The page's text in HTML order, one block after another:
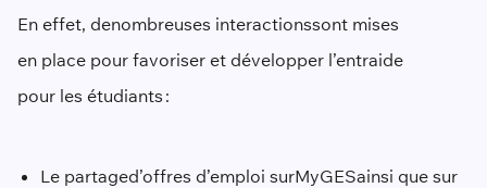
En effet, denombreuses interactionssont mises
en place pour favoriser et développer l’entraide
pour les étudiants :
Le partaged’offres d’emploi surMyGESainsi que sur